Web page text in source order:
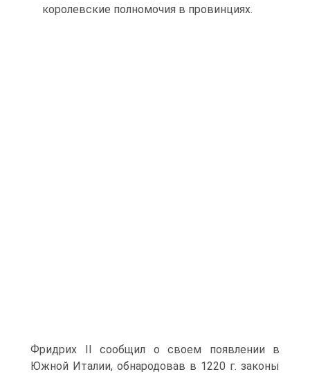
королевские полно­мочия в провинциях.
Фридрих II сообщил о своем появлении в
Южной Италии, обнародовав в 1220 г. законы